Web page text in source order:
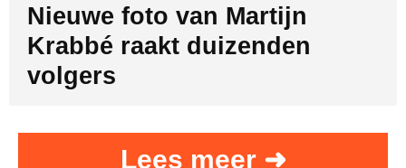
Nieuwe foto van Martijn
Krabbé raakt duizenden
volgers
Lees meer ➜